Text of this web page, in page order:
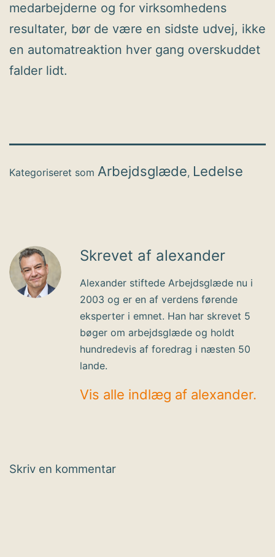
medarbejderne og for virksomhedens
resultater, bør de være en sidste udvej, ikke
en automatreaktion hver gang overskuddet
falder lidt.
Kategoriseret som Arbejdsglæde, Ledelse
Skrevet af alexander
Alexander stiftede Arbejdsglæde nu i
2003 og er en af verdens førende
eksperter i emnet. Han har skrevet 5
bøger om arbejdsglæde og holdt
hundredevis af foredrag i næsten 50
lande.
Vis alle indlæg af alexander.
Skriv en kommentar